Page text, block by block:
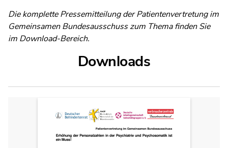
Die komplette Pressemitteilung der Patientenvertretung im
Gemeinsamen Bundesausschuss zum Thema finden Sie
im Download-Bereich.
Downloads